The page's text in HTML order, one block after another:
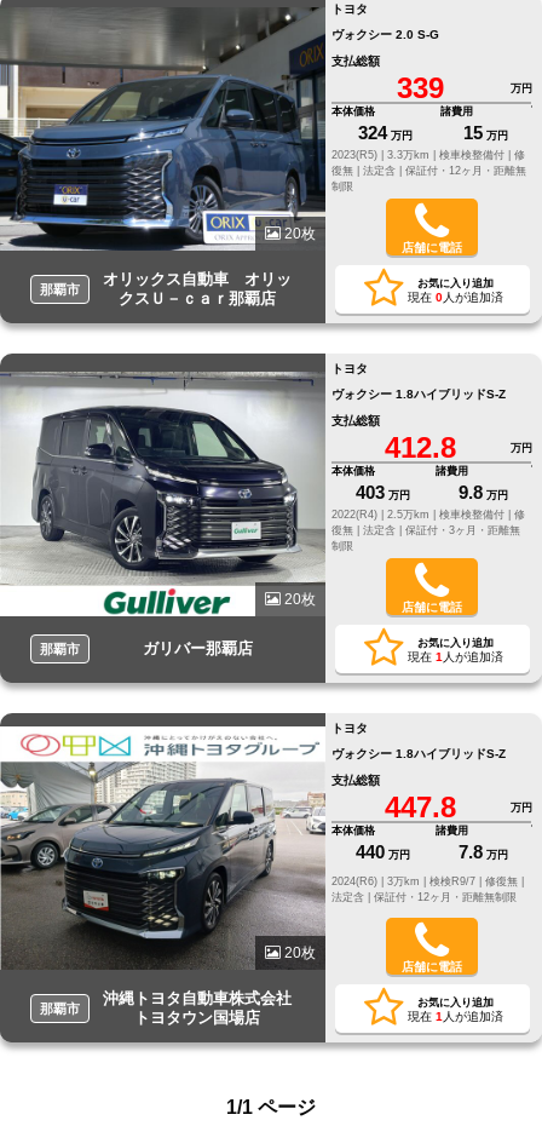
20枚
那覇市
オリックス自動車 オリッ
クスＵ－ｃａｒ那覇店
トヨタ
ヴォクシー 2.0 S-G
支払総額
339
万円
本体価格
324 万円
諸費用
15 万円
2023(R5) |
3.3万km | 検車検整備付 | 修
復無 | 法定含 | 保証付・12ヶ月・距離無
制限
店舗に電話
お気に入り追加
現在 0人が追加済
20枚
那覇市 ガリバー那覇店
トヨタ
ヴォクシー 1.8ハイブリッドS-Z
支払総額
412.8
万円
本体価格
403 万円
諸費用
9.8 万円
2022(R4) |
2.5万km | 検車検整備付 | 修
復無 | 法定含 | 保証付・3ヶ月・距離無
制限
店舗に電話
お気に入り追加
現在 1 人が追加済
20枚
那覇市
沖縄トヨタ自動車株式会社
トヨタウン国場店
トヨタ
ヴォクシー 1.8ハイブリッドS-Z
支払総額
447.8
万円
本体価格
440 万円
諸費用
7.8 万円
修復無 |
法定含 | 保証付・12ヶ月・距離無制限
店舗に電話
お気に入り追加
現在 1 人が追加済
1/1 ページ